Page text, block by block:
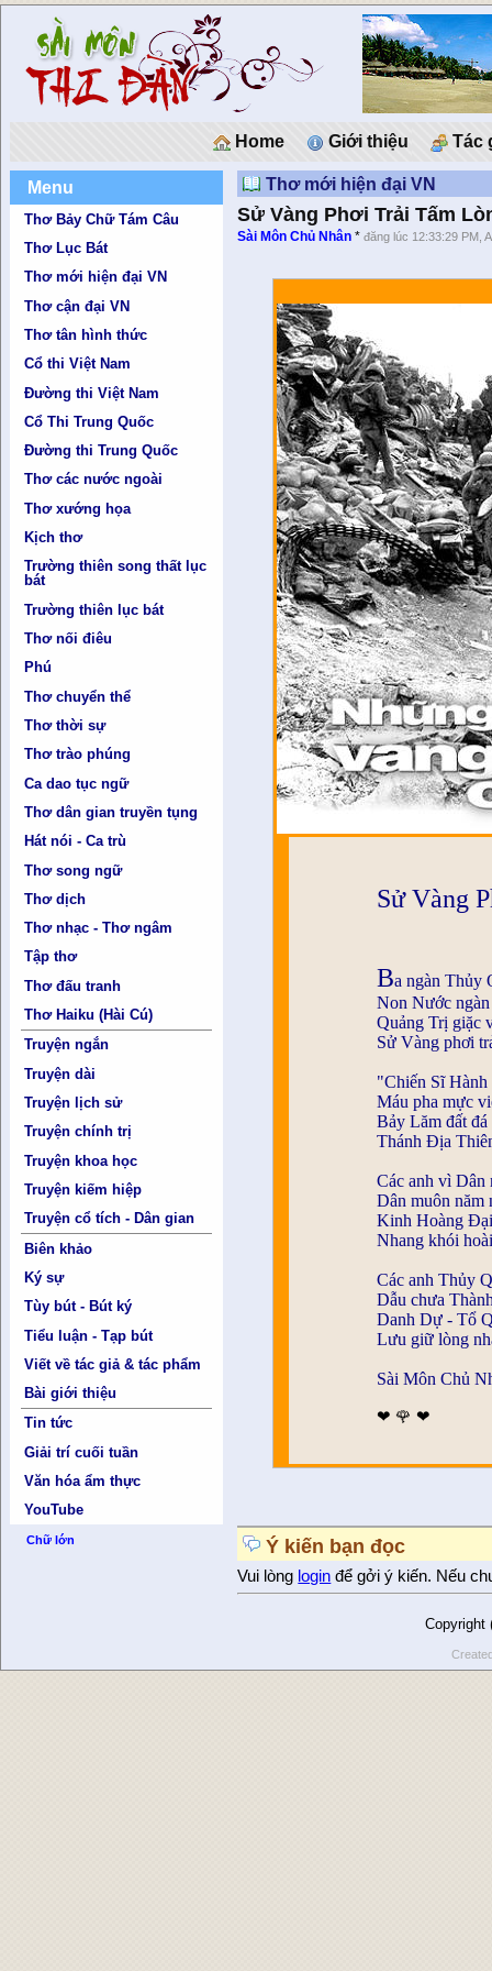
Home Giới thiệu Tác
Menu
Thơ Bảy Chữ Tám Câu
Thơ Lục Bát
Thơ mới hiện đại VN
Thơ cận đại VN
Thơ tân hình thức
Cổ thi Việt Nam
Đường thi Việt Nam
Cổ Thi Trung Quốc
Đường thi Trung Quốc
Thơ các nước ngoài
Thơ xướng họa
Kịch thơ
Trường thiên song thất lục
bát
Trường thiên lục bát
Thơ nối điêu
Phú
Thơ chuyển thể
Thơ thời sự
Thơ trào phúng
Ca dao tục ngữ
Thơ dân gian truyền tụng
Hát nói - Ca trù
Thơ song ngữ
Thơ dịch
Thơ nhạc - Thơ ngâm
Tập thơ
Thơ đấu tranh
Thơ Haiku (Hài Cú)
Truyện ngắn
Truyện dài
Truyện lịch sử
Truyện chính trị
Truyện khoa học
Truyện kiếm hiệp
Truyện cổ tích - Dân gian
Biên khảo
Ký sự
Tùy bút - Bút ký
Tiểu luận - Tạp bút
Viết về tác giả & tác phẩm
Bài giới thiệu
Tin tức
Giải trí cuối tuần
Văn hóa ẩm thực
YouTube
Chữ lớn
Thơ mới hiện đại VN
Sử Vàng Phơi Trải Tấm
Sài Môn Chủ Nhân *đăng lúc 12:33:29 PM,
Sử Vàng
Ba ngàn Thủy
Non Nước
Quảng Trị giặc
Sử Vàng phơi
"Chiến Sĩ
Máu pha mực
Bảy Lăm đất
Thánh Địa
Các anh vì Dân
Dân muôn
Kinh Hoàng
Nhang khói
Các anh Thủy
Dẫu chưa
Danh Dự - Tổ
Lưu giữ lòng
Sài Môn Chủ
❤ 🌹 ❤
Ý kiến bạn đọc
Vui lòng login để gởi ý kiến. Nếu
Copyright